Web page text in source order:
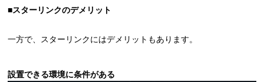
■スターリンクのデメリット
一方で、スターリンクにはデメリットもあります。
設置できる環境に条件がある